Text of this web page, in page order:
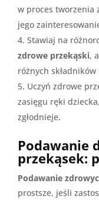
w proces tworzenia
jego
Stawiaj na
zdrowe przekąski,
różnych składników
Uczyń zdrowe
zasięgu ręki
zgłodnieje.
Podawanie
przekąsek:
Podawanie
prostsze, jeśli